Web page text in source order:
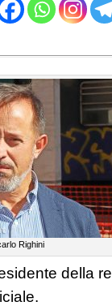
Righini
della